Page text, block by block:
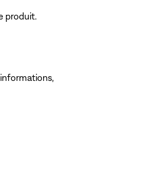
produit.